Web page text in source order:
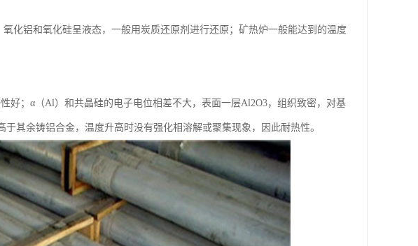
化铝和氧化硅呈液态，一般用炭质还原剂进行还原；矿热炉一般能达到的温度
好；α（Al）和共晶硅的电子电位相差不大，表面一层Al2O3，组织致密，对基
其余铸铝合金，温度升高时没有强化相溶解或聚集现象，因此耐热性。